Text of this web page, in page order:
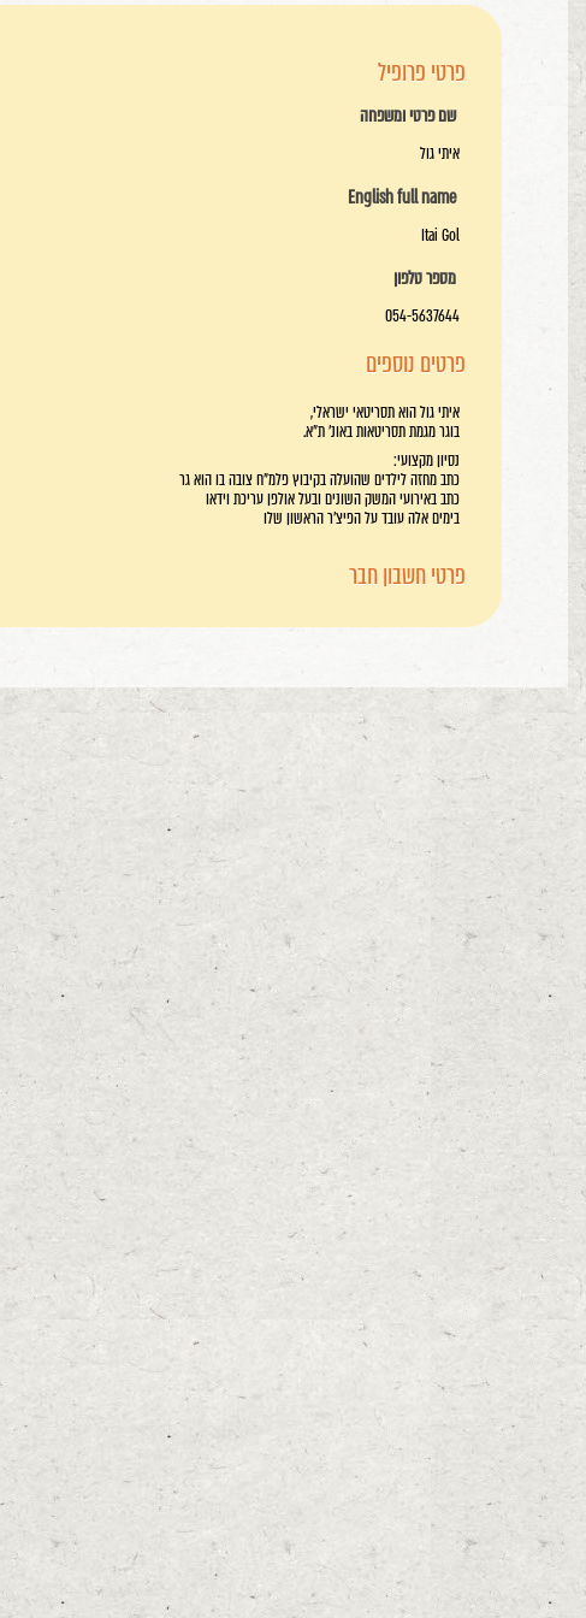
פרטי פרופיל
שם פרטי ומשפחה
איתי גול
English full name
Itai Gol
מספר טלפון
054-5637644
פרטים נוספים
איתי גול הוא תסריטאי ישראלי,
בוגר מגמת תסריטאות באונ' ת"א.
נסיון מקצועי:
כתב מחזה לילדים שהועלה בקיבוץ פלמ"ח צובה בו הוא גר
כתב באירועי המשק השונים ובעל אולפן עריכת וידאו
בימים אלה עובד על הפיצ'ר הראשון שלו
פרטי חשבון חבר